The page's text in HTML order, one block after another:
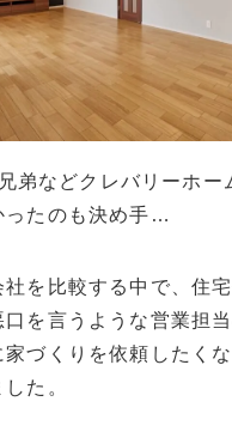
弟などクレバリーホー
ったのも決め手 …
社を比較する中で、住
を言うような営業担当
家づくりを依頼したく
た。